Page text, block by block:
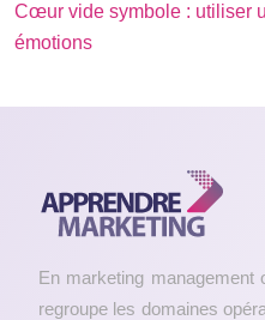
Cœur vide symbole : utiliser
émotions
En marketing management
regroupe les domaines